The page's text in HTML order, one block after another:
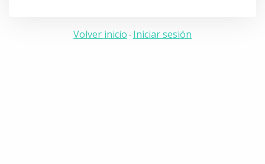
Volver inicio - Iniciar sesión